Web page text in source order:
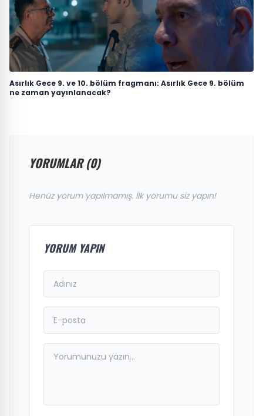
Asırlık Gece 9. ve 10. bölüm fragmanı: Asırlık Gece 9. bölüm
ne zaman yayınlanacak?
YORUMLAR (0)
Henüz yorum yapılmamış. İlk yorumu siz yapın!
YORUM YAPIN